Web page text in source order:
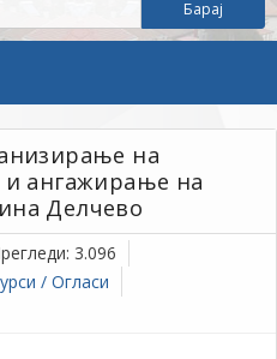
на
и ангажирање на
Делчево
3.096
/ Огласи